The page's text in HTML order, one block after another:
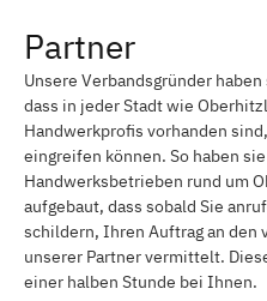
Partner
Unsere Verbandsgründer
dass in jeder Stadt wie
Handwerkprofis vorhanden
eingreifen können. So haben
Handwerksbetrieben rund um
aufgebaut, dass sobald Sie
schildern, Ihren Auftrag an den
unserer Partner vermittelt.
einer halben Stunde bei Ihnen.